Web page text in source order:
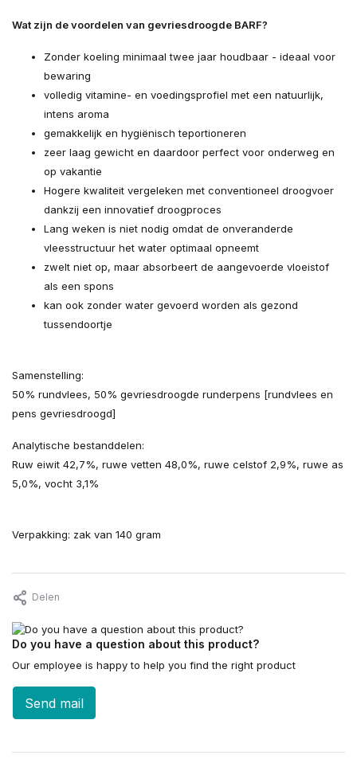
Wat zijn de voordelen van gevriesdroogde BARF?
Zonder koeling minimaal twee jaar houdbaar - ideaal voor
bewaring
volledig vitamine- en voedingsprofiel met een natuurlijk,
intens aroma
gemakkelijk en hygiënisch teportioneren
zeer laag gewicht en daardoor perfect voor onderweg en
op vakantie
Hogere kwaliteit vergeleken met conventioneel droogvoer
dankzij een innovatief droogproces
Lang weken is niet nodig omdat de onveranderde
vleesstructuur het water optimaal opneemt
zwelt niet op, maar absorbeert de aangevoerde vloeistof
als een spons
kan ook zonder water gevoerd worden als gezond
tussendoortje
Samenstelling:
50% rundvlees, 50% gevriesdroogde runderpens [rundvlees en
pens gevriesdroogd]
Analytische bestanddelen:
Ruw eiwit 42,7%, ruwe vetten 48,0%, ruwe celstof 2,9%, ruwe as
5,0%, vocht 3,1%
Verpakking: zak van 140 gram
Delen
Do you have a question about this product?
Our employee is happy to help you find the right product
Send mail